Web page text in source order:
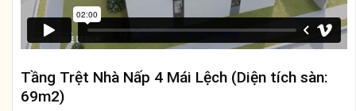
Tầng Trệt Nhà Nấp 4 Mái Lệch (Diện tích sàn:
69m2)